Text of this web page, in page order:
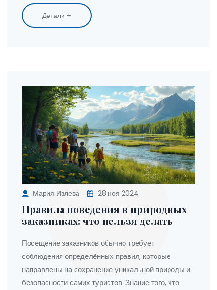
распространённых ошибках, которые совершают
даже опытные путешественники, и получите
конкретные примеры и рекомендации.
Детали +
Мария Ивлева 28 ноя 2024
Правила поведения в природных
заказниках: что нельзя делать
Посещение заказников обычно требует
соблюдения определённых правил, которые
направлены на сохранение уникальной природы и
безопасности самих туристов. Знание того, что